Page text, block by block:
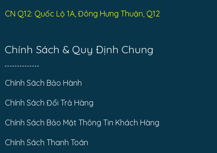
CN Q12: Quốc Lộ 1A, Đông Hưng Thuận, Q12
Chính Sách & Quy Định Chung
Chính Sách Bảo Hành
Chính Sách Đổi Trả Hàng
Chính Sách Bảo Mật Thông Tin Khách Hàng
Chính Sách Thanh Toán